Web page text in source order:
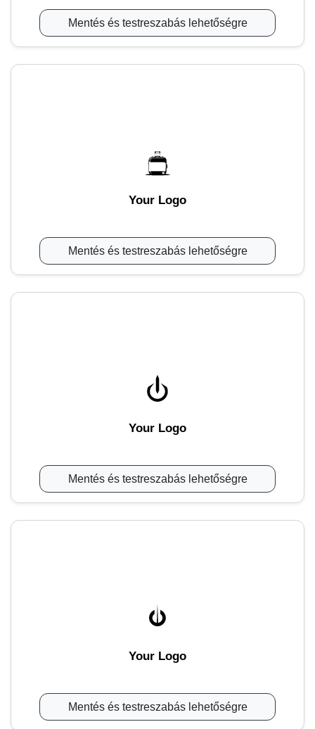
Mentés és testreszabás lehetőségre
Your Logo
Mentés és testreszabás lehetőségre
Your Logo
Mentés és testreszabás lehetőségre
Your Logo
Mentés és testreszabás lehetőségre